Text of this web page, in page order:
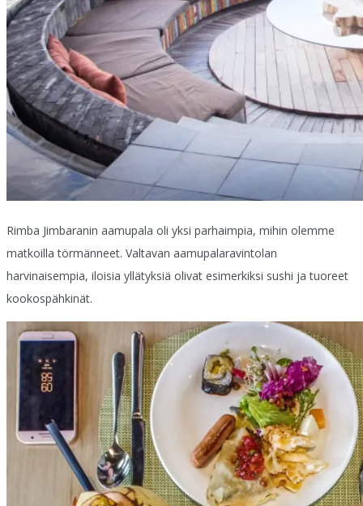
Rimba Jimbaranin aamupala oli yksi parhaimpia, mihin olemme
matkoilla törmänneet. Valtavan aamupalaravintolan
harvinaisempia, iloisia yllätyksiä olivat esimerkiksi sushi ja tuoreet
kookospähkinät.